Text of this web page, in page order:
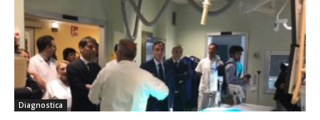
Diagnostica